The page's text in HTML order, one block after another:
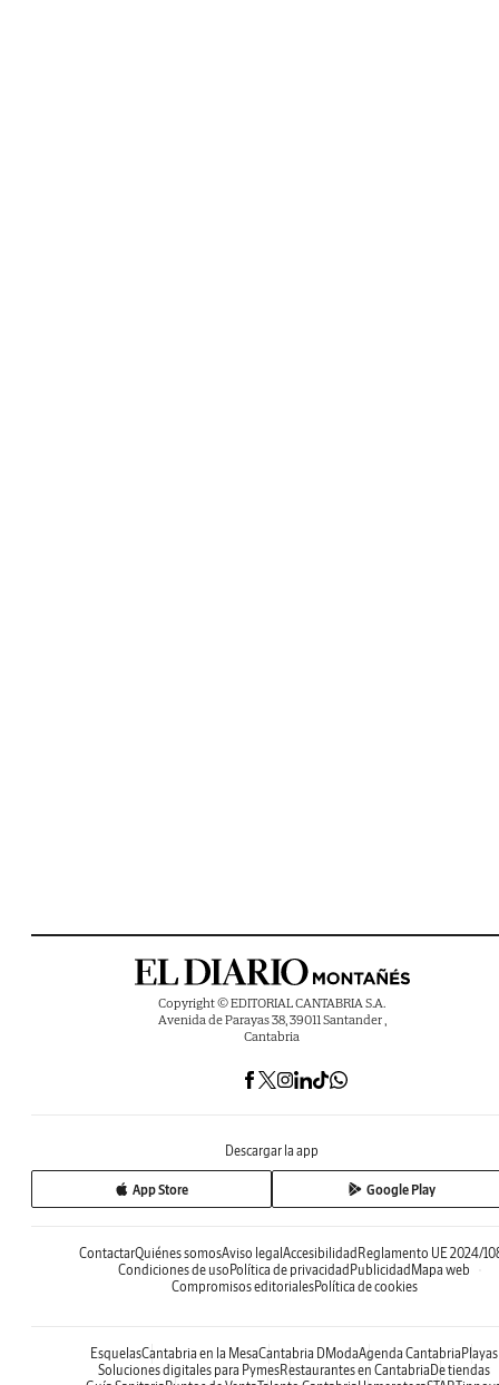
Copyright © EDITORIAL CANTABRIA S.A.
Avenida de Parayas 38, 39011 Santander ,
Cantabria
Descargar la app
App Store Google Play
ContactarQuiénes somosAviso legal Accesibilidad Reglamento UE 2024/
Condiciones de uso Política de privacidad Publicidad Mapa web
Compromisos editorialesPolítica de cookies
EsquelasCantabria en la MesaCantabria DModaAgenda Cantabria Playas
Soluciones digitales para PymesRestaurantes en Cantabria De tiendas